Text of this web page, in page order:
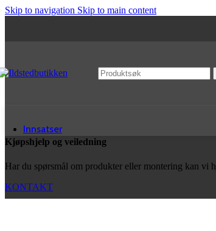
Skip to navigation Skip to main content
Innsatser
PEISINNSATSER
Kjøpshjelp og veiledning
Har du spørsmål om produkter eller montering kan vi
KONTAKT